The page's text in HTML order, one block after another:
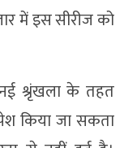
में इस सीरीज को
नई श्रृंखला के तहत
किया जा सकता